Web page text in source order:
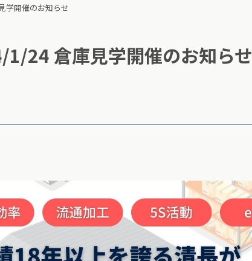
学開催のお知らせ
1/24 倉庫見学開催のお知らせ